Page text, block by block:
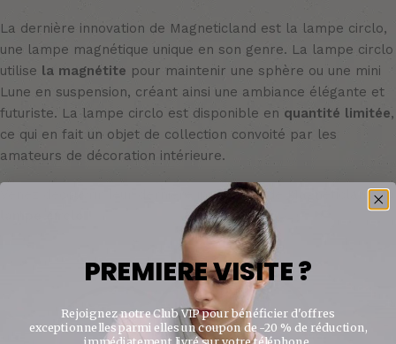
La dernière innovation de Magneticland est la lampe circlo,
une lampe magnétique unique en son genre. La lampe circlo
utilise la magnétite pour maintenir une sphère ou une mini
Lune en suspension, créant ainsi une ambiance élégante et
futuriste. La lampe circlo est disponible en quantité limitée,
ce qui en fait un objet de collection convoité par les
amateurs de décoration intérieure.
Venez découvrir leur dernière innovation de Magneticland, la
PREMIERE VISITE ?
Rejoignez notre Club VIP pour bénéficier d'offres
exceptionnelles parmi elles un coupon de -20 % de réduction,